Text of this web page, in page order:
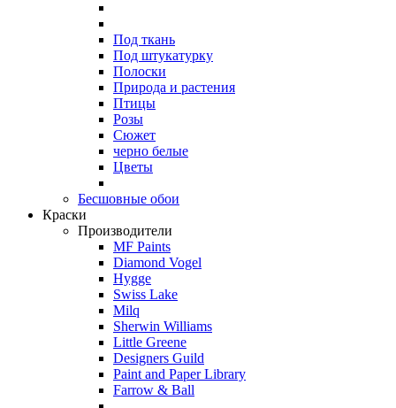
Под ткань
Под штукатурку
Полоски
Природа и растения
Птицы
Розы
Сюжет
черно белые
Цветы
Бесшовные обои
Краски
Производители
MF Paints
Diamond Vogel
Hygge
Swiss Lake
Milq
Sherwin Williams
Little Greene
Designers Guild
Paint and Paper Library
Farrow & Ball